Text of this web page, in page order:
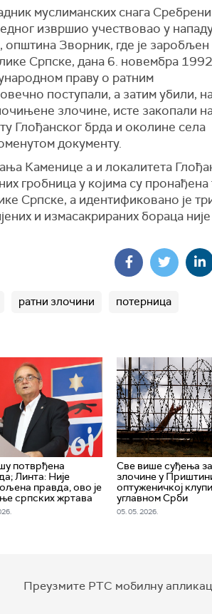
муслиманских снага
извршио учествовао у
Зворник, где је заробљен
Српске, дана 6. новембра
праву о ратним
поступали, а затим убили,
злочине, исте закопали
Глођанског брда и околине села
документу.
Каменице а и локалитета
гробница у којима су пронађена
Српске, а идентификовано је
и измасакрираних бораца
ратни злочини потерница
потврђена
Линта: Није
правда, ово је
српских жртава
Све више суђења
злочине у
оптуженичкој клупи
углавном Срби
05. 05. 2026.
Преузмите РТС мобилну